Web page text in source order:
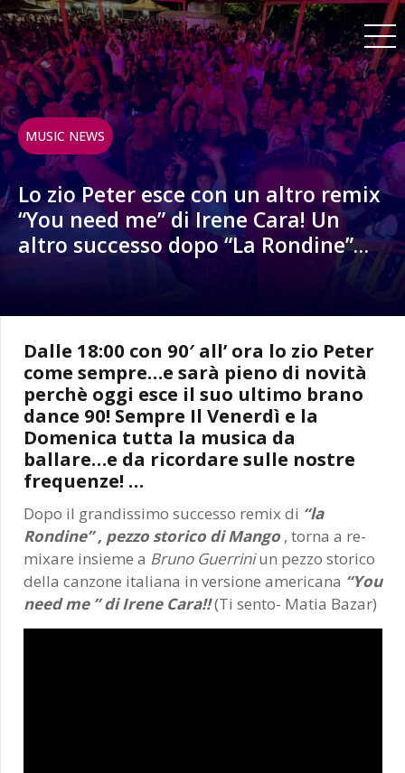
MUSIC NEWS
Lo zio Peter esce con un altro remix
“You need me” di Irene Cara! Un
altro successo dopo “La Rondine”…
Dalle 18:00 con 90′ all’ ora lo zio Peter
come sempre…e sarà pieno di novità
perchè oggi esce il suo ultimo brano
dance 90! Sempre Il Venerdì e la
Domenica tutta la musica da
ballare…e da ricordare sulle nostre
frequenze! …
Dopo il grandissimo successo remix di “la
Rondine” , pezzo storico di Mango, torna a re-
mixare insieme a Bruno Guerriniun pezzo storico
della canzone italiana in versione americana “You
need me ” di Irene Cara!!(Ti sento- Matia Bazar)